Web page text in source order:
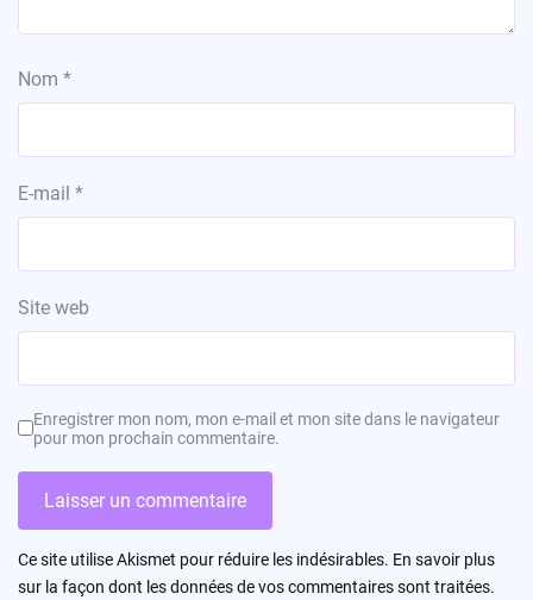
Nom *
E-mail *
Site web
Enregistrer mon nom, mon e-mail et mon site dans le navigateur
pour mon prochain commentaire.
Ce site utilise Akismet pour réduire les indésirables. En savoir plus
sur la façon dont les données de vos commentaires sont traitées.